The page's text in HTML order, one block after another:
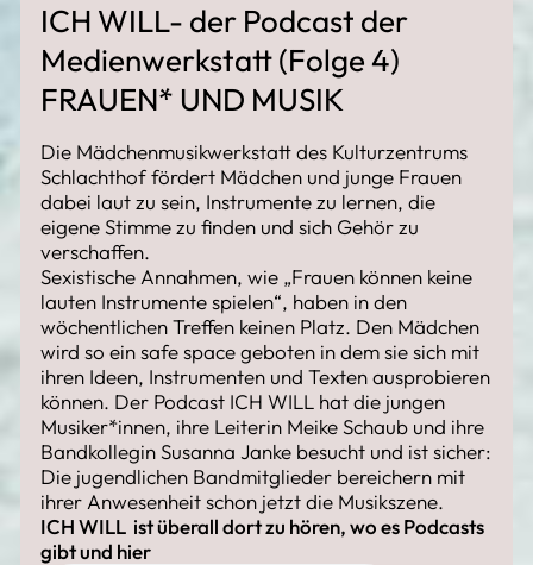
ICH WILL- der Podcast der
Medienwerkstatt (Folge 4)
FRAUEN* UND MUSIK
Die Mädchenmusikwerkstatt des Kulturzentrums
Schlachthof fördert Mädchen und junge Frauen
dabei laut zu sein, Instrumente zu lernen, die
eigene Stimme zu finden und sich Gehör zu
verschaffen.
Sexistische Annahmen, wie „Frauen können keine
lauten Instrumente spielen“, haben in den
wöchentlichen Treffen keinen Platz. Den Mädchen
wird so ein safe space geboten in dem sie sich mit
ihren Ideen, Instrumenten und Texten ausprobieren
können. Der Podcast ICH WILL hat die jungen
Musiker*innen, ihre Leiterin Meike Schaub und ihre
Bandkollegin Susanna Janke besucht und ist sicher:
Die jugendlichen Bandmitglieder bereichern mit
ihrer Anwesenheit schon jetzt die Musikszene.
ICH WILL ist überall dort zu hören, wo es Podcasts
gibt und hier